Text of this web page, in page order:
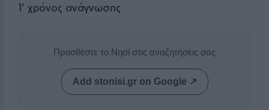
1' χρόνος ανάγνωσης
Προσθέστε το Νησί στις αναζητήσεις σας
Add stonisi.gr on Google ↗